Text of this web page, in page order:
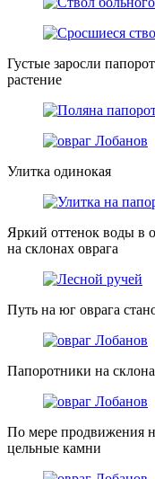
Густые заросли
растение
Улитка одинокая
Яркий оттенок воды в
на склонах оврага
Путь на юг оврага
Папоротники на
По мере продвижения
цельные камни